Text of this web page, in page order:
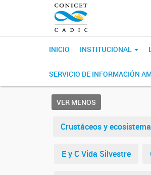
INICIO INSTITUCIONAL
SERVICIO DE INFORMACIÓN
VER MENOS
Crustáceos y
E y C Vida Silvestre